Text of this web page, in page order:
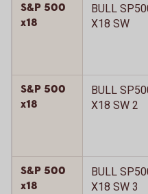
S&P 500
x18
BULL
X18 SW
S&P 500
x18
BULL
X18 SW 2
S&P 500
x18
BULL
X18 SW 3